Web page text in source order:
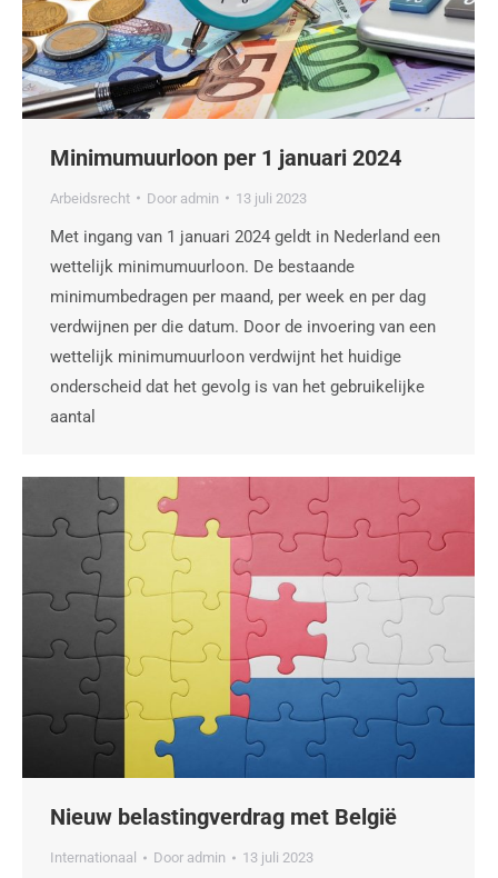
Minimumuurloon per 1 januari 2024
Arbeidsrecht Door admin 13 juli 2023
Met ingang van 1 januari 2024 geldt in Nederland een
wettelijk minimumuurloon. De bestaande
minimumbedragen per maand, per week en per dag
verdwijnen per die datum. Door de invoering van een
wettelijk minimumuurloon verdwijnt het huidige
onderscheid dat het gevolg is van het gebruikelijke
aantal
Nieuw belastingverdrag met België
Internationaal Door admin 13 juli 2023